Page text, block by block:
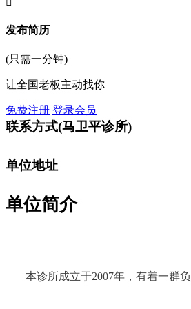
发布简历
(只需一分钟)
让全国老板主动找你
免费注册 登录会员
联系方式(马卫平诊所)
单位地址
单位简介
本诊所成立于2007年，有着一群